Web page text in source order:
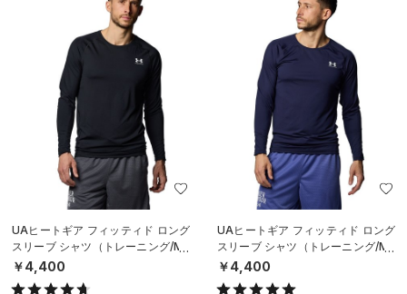
UAヒートギア フィッティド ロング
スリーブ シャツ（トレーニング/ME
N）
￥4,400
UAヒートギア フィッティド ロング
スリーブ シャツ（トレーニング/ME
N）
￥4,400